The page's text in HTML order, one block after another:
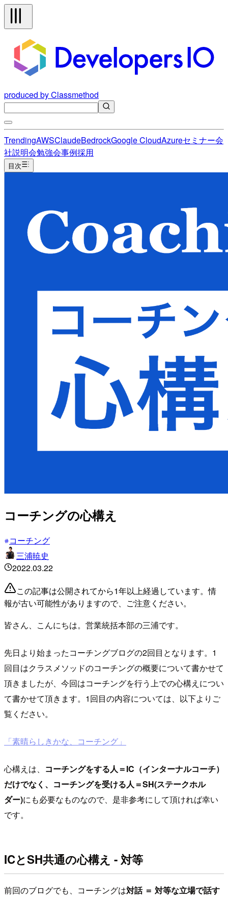
produced by Classmethod
TrendingAWSClaudeBedrockGoogle CloudAzureセミナー会
社説明会勉強会事例採用
目次
コーチングの心構え
コーチング
三浦暁史
2022.03.22
この記事は公開されてから1年以上経過しています。情
報が古い可能性がありますので、ご注意ください。
皆さん、こんにちは。営業統括本部の三浦です。
先日より始まったコーチングブログの2回目となります。1
回目はクラスメソッドのコーチングの概要について書かせて
頂きましたが、今回はコーチングを行う上での心構えについ
て書かせて頂きます。1回目の内容については、以下よりご
覧ください。
「素晴らしきかな、コーチング」
心構えは、 コーチングをする人＝IC（インターナルコーチ）
だけでなく、コーチングを受ける人＝SH(ステークホル
ダー)にも必要なものなので、是非参考にして頂ければ幸い
です。
ICとSH共通の心構え - 対等
前回のブログでも、コーチングは対話 ＝ 対等な立場で話す